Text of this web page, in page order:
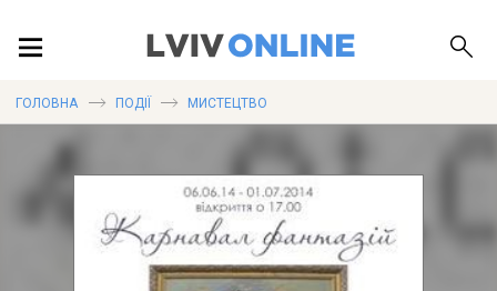
ПУБЛІКАЦІЇ
ГОЛОВНА ПОДІЇ МИСТЕЦТВО